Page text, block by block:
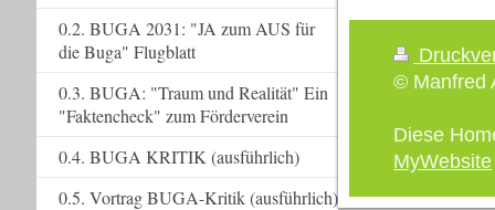
© Manfred
Diese
MyWebsite
0.2. BUGA 2031: "JA zum AUS für
die Buga" Flugblatt
0.3. BUGA: "Traum und Realität" Ein
"Faktencheck" zum Förderverein
0.4. BUGA KRITIK (ausführlich)
0.5. Vortrag BUGA-Kritik (ausführlich)